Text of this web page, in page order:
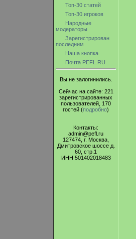
Топ-30 статей
Топ-30 игроков
Народные
модераторы
Зарегистрирован
последним
Наша кнопка
Почта PEFL.RU
Вы не залогинились.
Сейчас на сайте: 221
зарегистрированных
пользователей, 170
гостей (подробно)
Контакты:
admin@pefl.ru
127474, г. Москва,
Дмитровское шоссе д.
60, стр.1
ИНН 501402018483